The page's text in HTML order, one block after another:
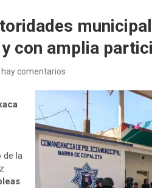
con amplia
hay comentarios
de la